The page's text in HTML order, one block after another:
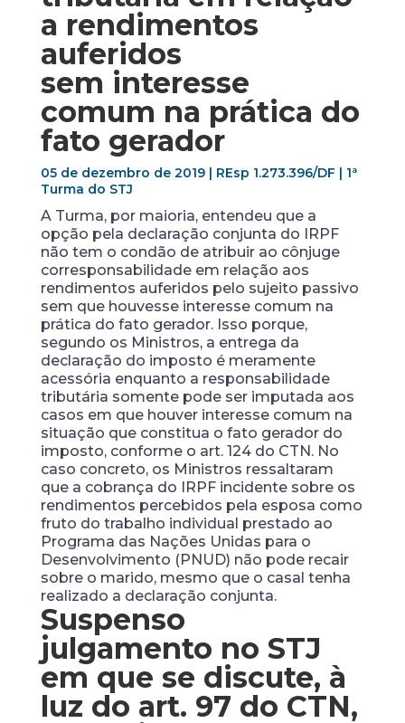
a rendimentos
auferidos
sem interesse
comum na prática do
fato gerador
05 de dezembro de 2019 | REsp 1.273.396/DF | 1ª
Turma do STJ
A Turma, por maioria, entendeu que a
opção pela declaração conjunta do IRPF
não tem o condão de atribuir ao cônjuge
corresponsabilidade em relação aos
rendimentos auferidos pelo sujeito passivo
sem que houvesse interesse comum na
prática do fato gerador. Isso porque,
segundo os Ministros, a entrega da
declaração do imposto é meramente
acessória enquanto a responsabilidade
tributária somente pode ser imputada aos
casos em que houver interesse comum na
situação que constitua o fato gerador do
imposto, conforme o art. 124 do CTN. No
caso concreto, os Ministros ressaltaram
que a cobrança do IRPF incidente sobre os
rendimentos percebidos pela esposa como
fruto do trabalho individual prestado ao
Programa das Nações Unidas para o
Desenvolvimento (PNUD) não pode recair
sobre o marido, mesmo que o casal tenha
realizado a declaração conjunta.
Suspenso
julgamento no STJ
em que se discute, à
luz do art. 97 do CTN,